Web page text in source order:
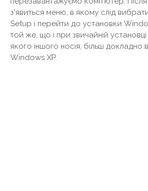
з'явиться меню, в якому слід
Setup і перейти до установки
той же, що і при звичайній
якого іншого носія, більш докладно
Windows XP.